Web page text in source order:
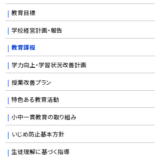
教育目標
学校経営計画・報告
教育課程
学力向上・学習状況改善計画
授業改善プラン
特色ある教育活動
小中一貫教育の取り組み
いじめ防止基本方針
生徒理解に基づく指導